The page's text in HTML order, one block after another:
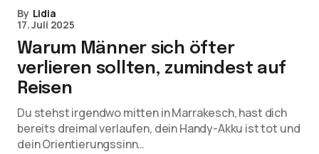
By Lidia
17. Juli 2025
Warum Männer sich öfter
verlieren sollten, zumindest auf
Reisen
Du stehst irgendwo mitten in Marrakesch, hast dich
bereits dreimal verlaufen, dein Handy-Akku ist tot und
dein Orientierungssinn…